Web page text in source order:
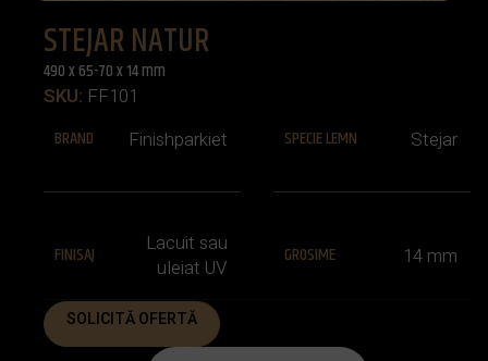
STEJAR NATUR
490 x 65-70 x 14 mm
SKU: FF101
BRAND
Finishparkiet SPECIE LEMN Stejar
FINISAJ
Lacuit sau
uleiat UV
GROSIME 14 mm
SOLICITĂ OFERTĂ